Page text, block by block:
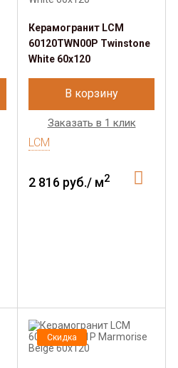
Керамогранит LCM
60120TWN00P Twinstone
White 60x120
В корзину
Заказать в 1 клик
LCM
2 816 руб./ м2
Скидка